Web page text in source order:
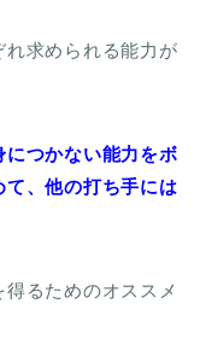
求められる能力が
つかない能力をボ
、他の打ち手には
るためのオススメ